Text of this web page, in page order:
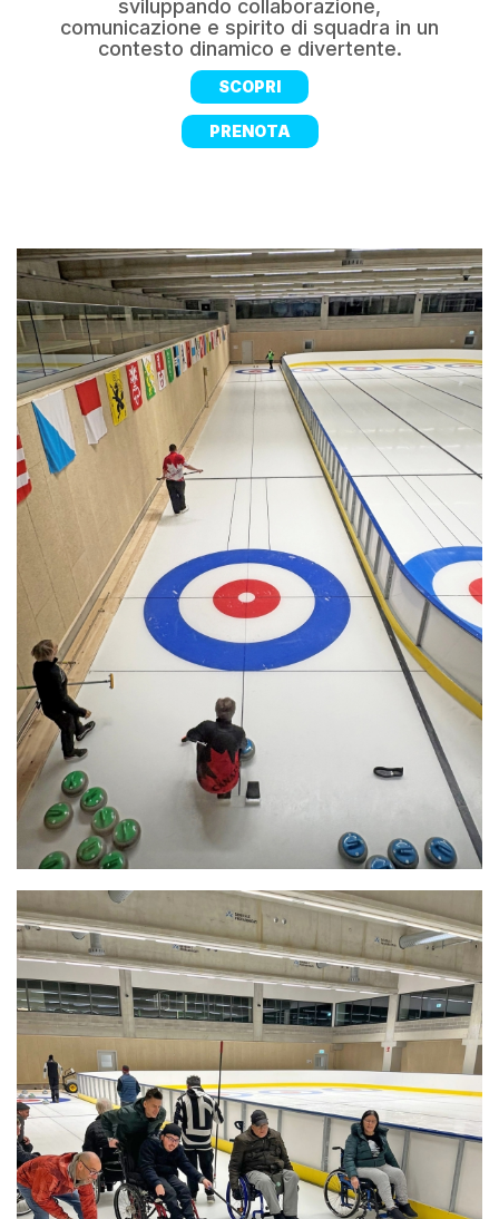
sviluppando collaborazione,
comunicazione e spirito di squadra in un
contesto dinamico e divertente.
SCOPRI
PRENOTA